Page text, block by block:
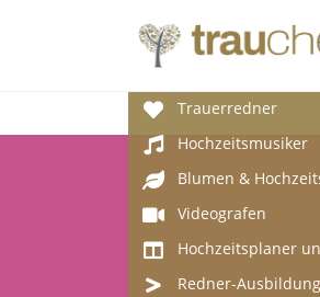
Trauerredner
Hochzeitsmusiker
Blumen &
Videografen
Hochzeitsplaner
Redner-Ausbildung